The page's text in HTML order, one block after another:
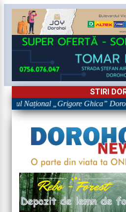
STIRI
Național „Grigore Ghica”